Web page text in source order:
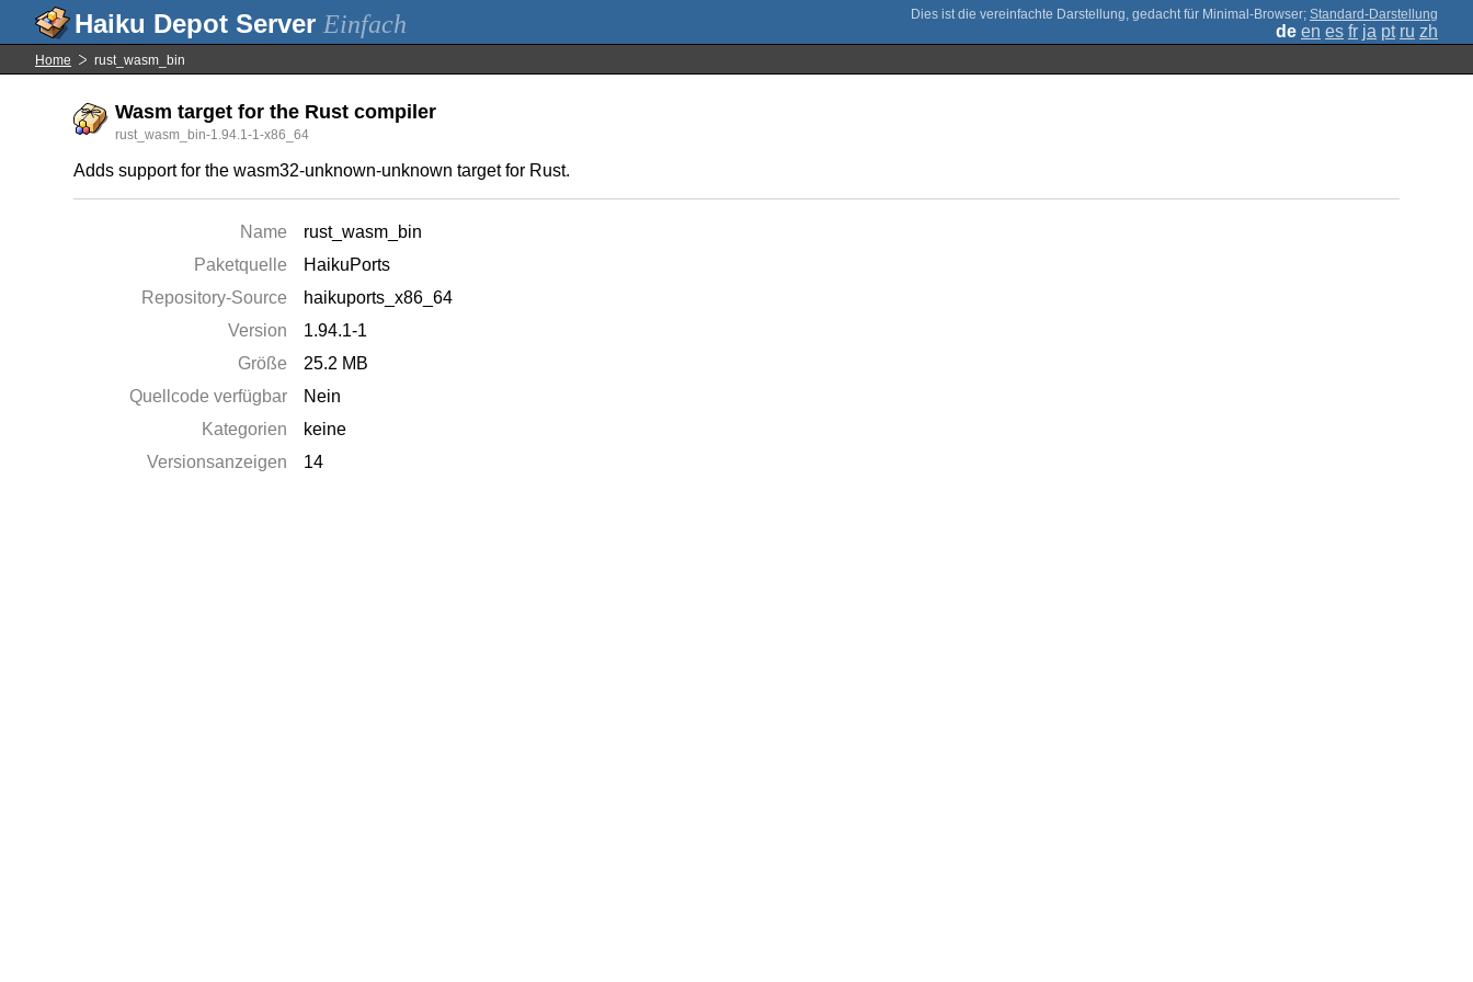
Einfach ; Standard-Darstellung
de en es fr ja pt ru zh
Home rust_wasm_bin
Wasm target for the Rust compiler
rust_wasm_bin-1.94.1-1-x86_64
Adds support for the wasm32-unknown-unknown target for Rust.
Name
rust_wasm_bin
Paketquelle
HaikuPorts
Repository-Source
haikuports_x86_64
Version
1.94.1-1
Größe
25.2 MB
Quellcode verfügbar
Nein
Kategorien
keine
Versionsanzeigen
14